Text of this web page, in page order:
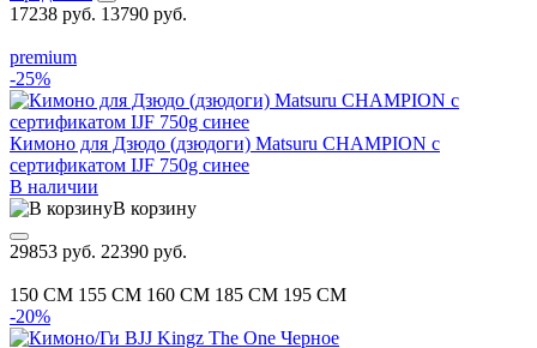
17238 руб. 13790 руб.
premium
-25%
Кимоно для Дзюдо (дзюдоги) Matsuru CHAMPION с
сертификатом IJF 750g синее
В наличии
В корзину
29853 руб. 22390 руб.
150 CM 155 CM 160 CM 185 CM 195 CM
-20%